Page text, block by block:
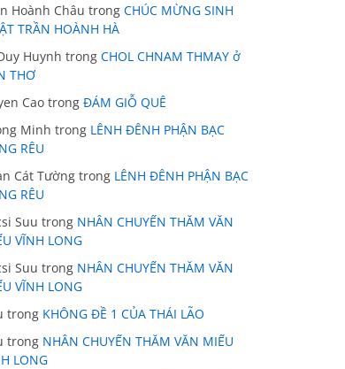
Hoành Châu trong CHÚC MỪNG SINH
TRẦN HOÀNH HÀ
Huynh trong CHOL CHNAM THMAY ở
THƠ
Cao trong ĐÁM GIỖ QUÊ
Minh trong LÊNH ĐÊNH PHẬN BẠC
RÊU
Cát Tường trong LÊNH ĐÊNH PHẬN BẠC
RÊU
Suu trong NHÂN CHUYẾN THĂM VĂN
VĨNH LONG
Suu trong NHÂN CHUYẾN THĂM VĂN
VĨNH LONG
trong KHÔNG ĐỀ 1 CỦA THÁI LÃO
trong NHÂN CHUYẾN THĂM VĂN MIẾU
LONG